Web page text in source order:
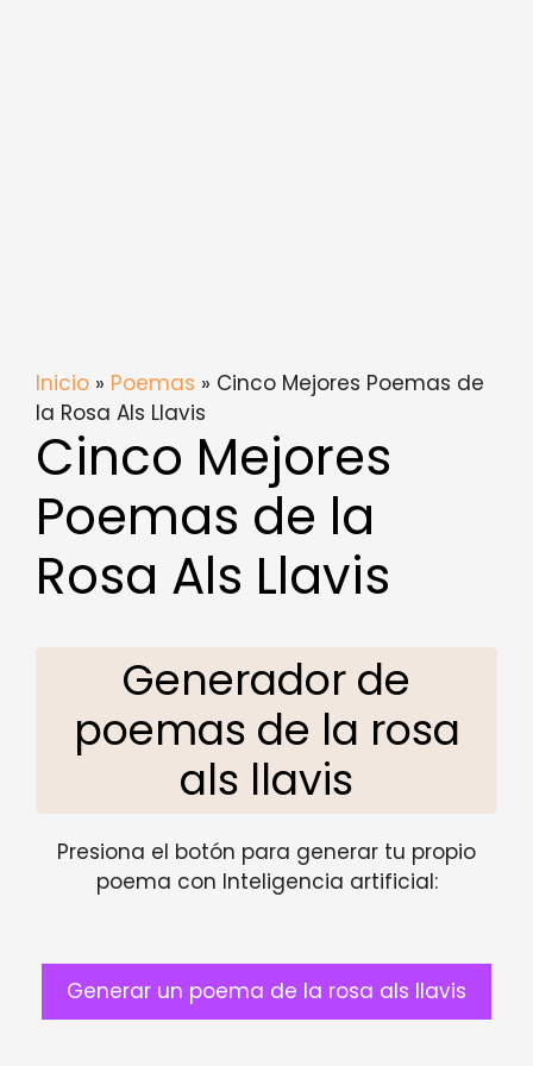
Inicio » Poemas » Cinco Mejores Poemas de
la Rosa Als Llavis
Cinco Mejores
Poemas de la
Rosa Als Llavis
Generador de
poemas de la rosa
als llavis
Presiona el botón para generar tu propio
poema con Inteligencia artificial:
Generar un poema de la rosa als llavis